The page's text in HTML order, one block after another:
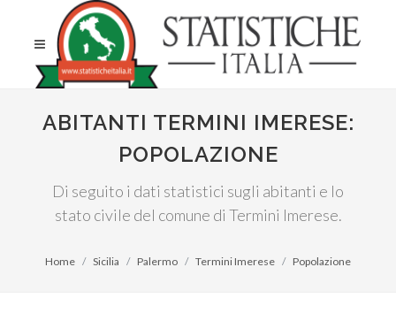
ABITANTI TERMINI IMERESE:
POPOLAZIONE
Di seguito i dati statistici sugli abitanti e lo
stato civile del comune di Termini Imerese.
Home Sicilia Palermo Termini Imerese Popolazione